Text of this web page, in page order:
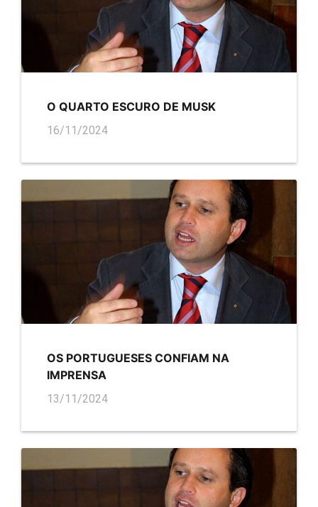
O QUARTO ESCURO DE MUSK
16/11/2024
OS PORTUGUESES CONFIAM NA
IMPRENSA
13/11/2024